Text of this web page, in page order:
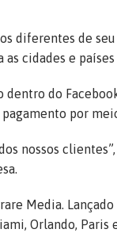
diferentes de
cidades e
do
por
nossos
Media.
Orlando, Paris